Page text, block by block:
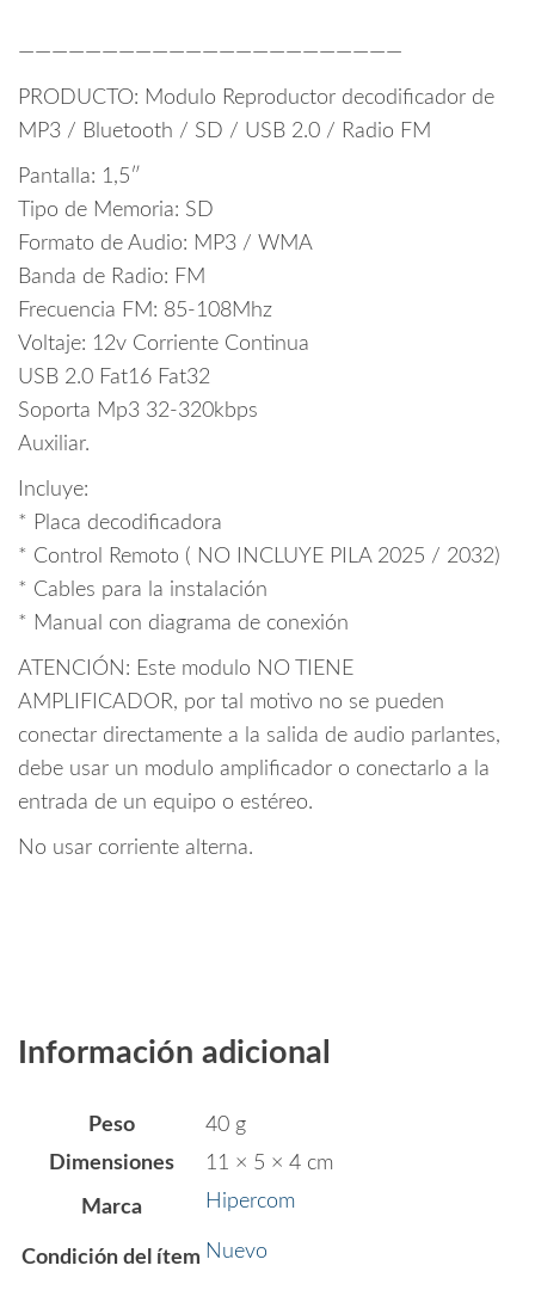
———————————————————————
PRODUCTO: Modulo Reproductor decodificador de
MP3 / Bluetooth / SD / USB 2.0 / Radio FM
Pantalla: 1,5″
Tipo de Memoria: SD
Formato de Audio: MP3 / WMA
Banda de Radio: FM
Frecuencia FM: 85-108Mhz
Voltaje: 12v Corriente Continua
USB 2.0 Fat16 Fat32
Soporta Mp3 32-320kbps
Auxiliar.
Incluye:
* Placa decodificadora
* Control Remoto ( NO INCLUYE PILA 2025 / 2032)
* Cables para la instalación
* Manual con diagrama de conexión
ATENCIÓN: Este modulo NO TIENE
AMPLIFICADOR, por tal motivo no se pueden
conectar directamente a la salida de audio parlantes,
debe usar un modulo amplificador o conectarlo a la
entrada de un equipo o estéreo.
No usar corriente alterna.
Información adicional
Peso
40 g
Dimensiones
11 × 5 × 4 cm
Marca Hipercom
Condición del ítem Nuevo